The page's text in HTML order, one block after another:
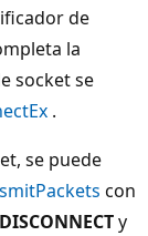
de
la
socket se
.
se puede
con
y